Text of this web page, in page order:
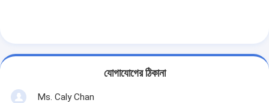
যোগাযোগের ঠিকানা
Ms. Caly Chan